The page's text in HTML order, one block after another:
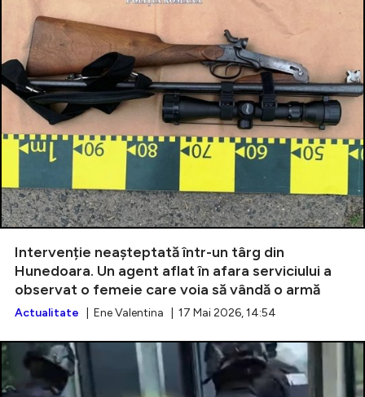
Intervenție neașteptată într-un târg din
Hunedoara. Un agent aflat în afara serviciului a
observat o femeie care voia să vândă o armă
Actualitate | Ene Valentina | 17 Mai 2026, 14:54